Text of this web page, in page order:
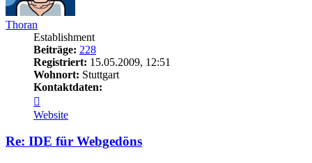
Thoran
Establishment
Beiträge: 228
Registriert: 15.05.2009, 12:51
Wohnort: Stuttgart
Kontaktdaten:
von
Thoran
Website
Re: IDE für Webgedöns